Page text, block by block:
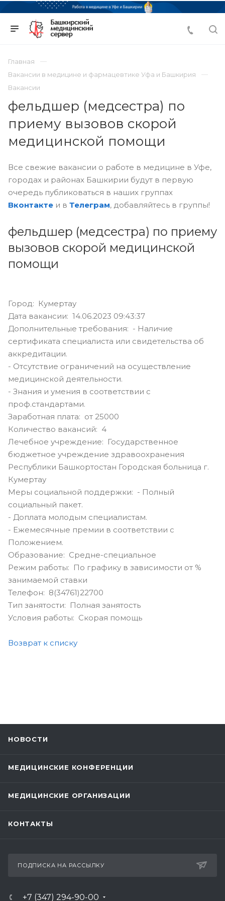
Главная
Вакансии в медицине и фармацевтике Уфа и Башкирия
Вакансии
фельдшер (медсестра) по
приему вызовов скорой
медицинской помощи
Все свежие вакансии о работе в медицине в Уфе,
городах и районах Башкирии будут в первую
очередь публиковаться в наших группах
Вконтакте и в Телеграм, добавляйтесь в группы!
фельдшер (медсестра) по приему
вызовов скорой медицинской
помощи
Город: Кумертау
Дата вакансии: 14.06.2023 09:43:37
Дополнительные требования: - Наличие
сертификата специалиста или свидетельства об
аккредитации.
- Отсутствие ограничений на осуществление
медицинской деятельности.
- Знания и умения в соответствии с
проф.стандартами.
Заработная плата: от 25000
Количество вакансий: 4
Лечебное учреждение: Государственное
бюджетное учреждение здравоохранения
Республики Башкортостан Городская больница г.
Кумертау
Меры социальной поддержки: - Полный
социальный пакет.
- Доплата молодым специалистам.
- Ежемесячные премии в соответствии с
Положением.
Образование: Средне-специальное
Режим работы: По графику в зависимости от %
занимаемой ставки
Телефон: 8(34761)22700
Тип занятости: Полная занятость
Условия работы: Скорая помощь
Возврат к списку
НОВОСТИ
МЕДИЦИНСКИЕ КОНФЕРЕНЦИИ
МЕДИЦИНСКИЕ ОРГАНИЗАЦИИ
КОНТАКТЫ
ПОДПИСКА НА РАССЫЛКУ
+7 (347) 294-90-00